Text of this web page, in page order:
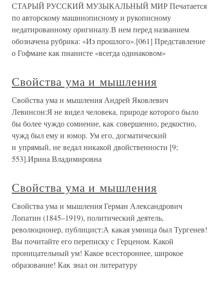
СТАРЫЙ РУССКИЙ МУЗЫКАЛЬНЫЙ МИР Печатается
по авторскому машинописному и рукописному
недатированному оригиналу.В нем перед названием
обозначена рубрика: «Из прошлого».[061] Представление
о Гофмане как пианисте «всегда одинаковом»
Свойства ума и мышления
Свойства ума и мышления Андрей Яковлевич
Левинсон:Я не видел человека, природе которого было
бы более чуждо сомнение, как совершенно, редкостно,
чужд был ему и юмор. Ум его, догматический
и упрямый, не ведал никакой двойственности [9;
553].Ирина Владимировна
Свойства ума и мышления
Свойства ума и мышления Герман Александрович
Лопатин (1845–1919), политический деятель,
революционер, публицист:А какая умница был Тургенев!
Вы почитайте его переписку с Герценом. Какой
проницательный ум! Какое всестороннее, широкое
образование! Как знал он литературу